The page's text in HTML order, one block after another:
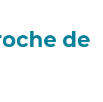
de